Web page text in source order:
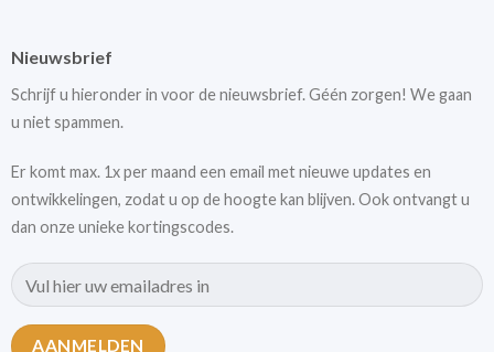
Nieuwsbrief
Schrijf u hieronder in voor de nieuwsbrief. Géén zorgen! We gaan
u niet spammen.
Er komt max. 1x per maand een email met nieuwe updates en
ontwikkelingen, zodat u op de hoogte kan blijven. Ook ontvangt u
dan onze unieke kortingscodes.